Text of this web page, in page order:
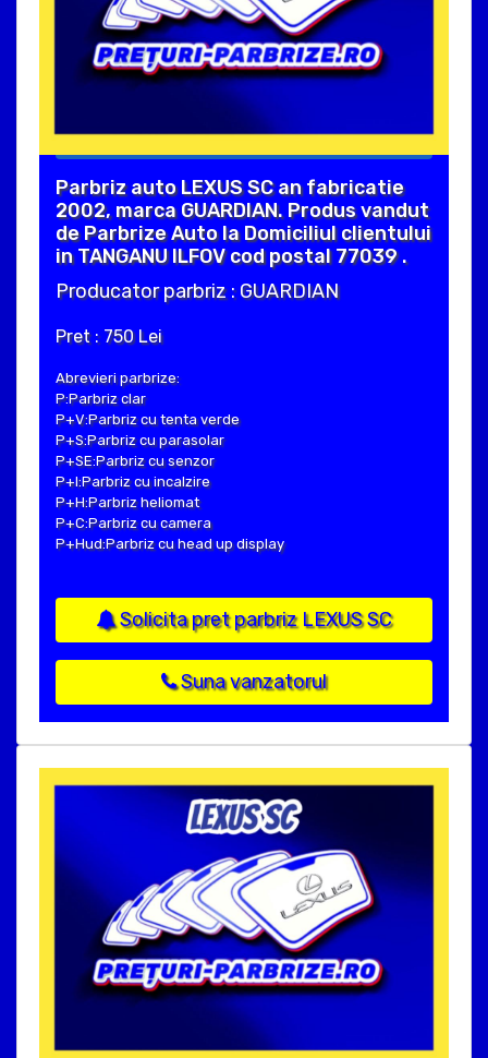
Parbriz auto LEXUS SC an fabricatie
2002, marca GUARDIAN. Produs vandut
de Parbrize Auto la Domiciliul clientului
in TANGANU ILFOV cod postal 77039 .
Producator parbriz : GUARDIAN
Pret : 750 Lei
Abrevieri parbrize:
P:Parbriz clar
P+V:Parbriz cu tenta verde
P+S:Parbriz cu parasolar
P+SE:Parbriz cu senzor
P+I:Parbriz cu incalzire
P+H:Parbriz heliomat
P+C:Parbriz cu camera
P+Hud:Parbriz cu head up display
Solicita pret parbriz LEXUS SC
Suna vanzatorul